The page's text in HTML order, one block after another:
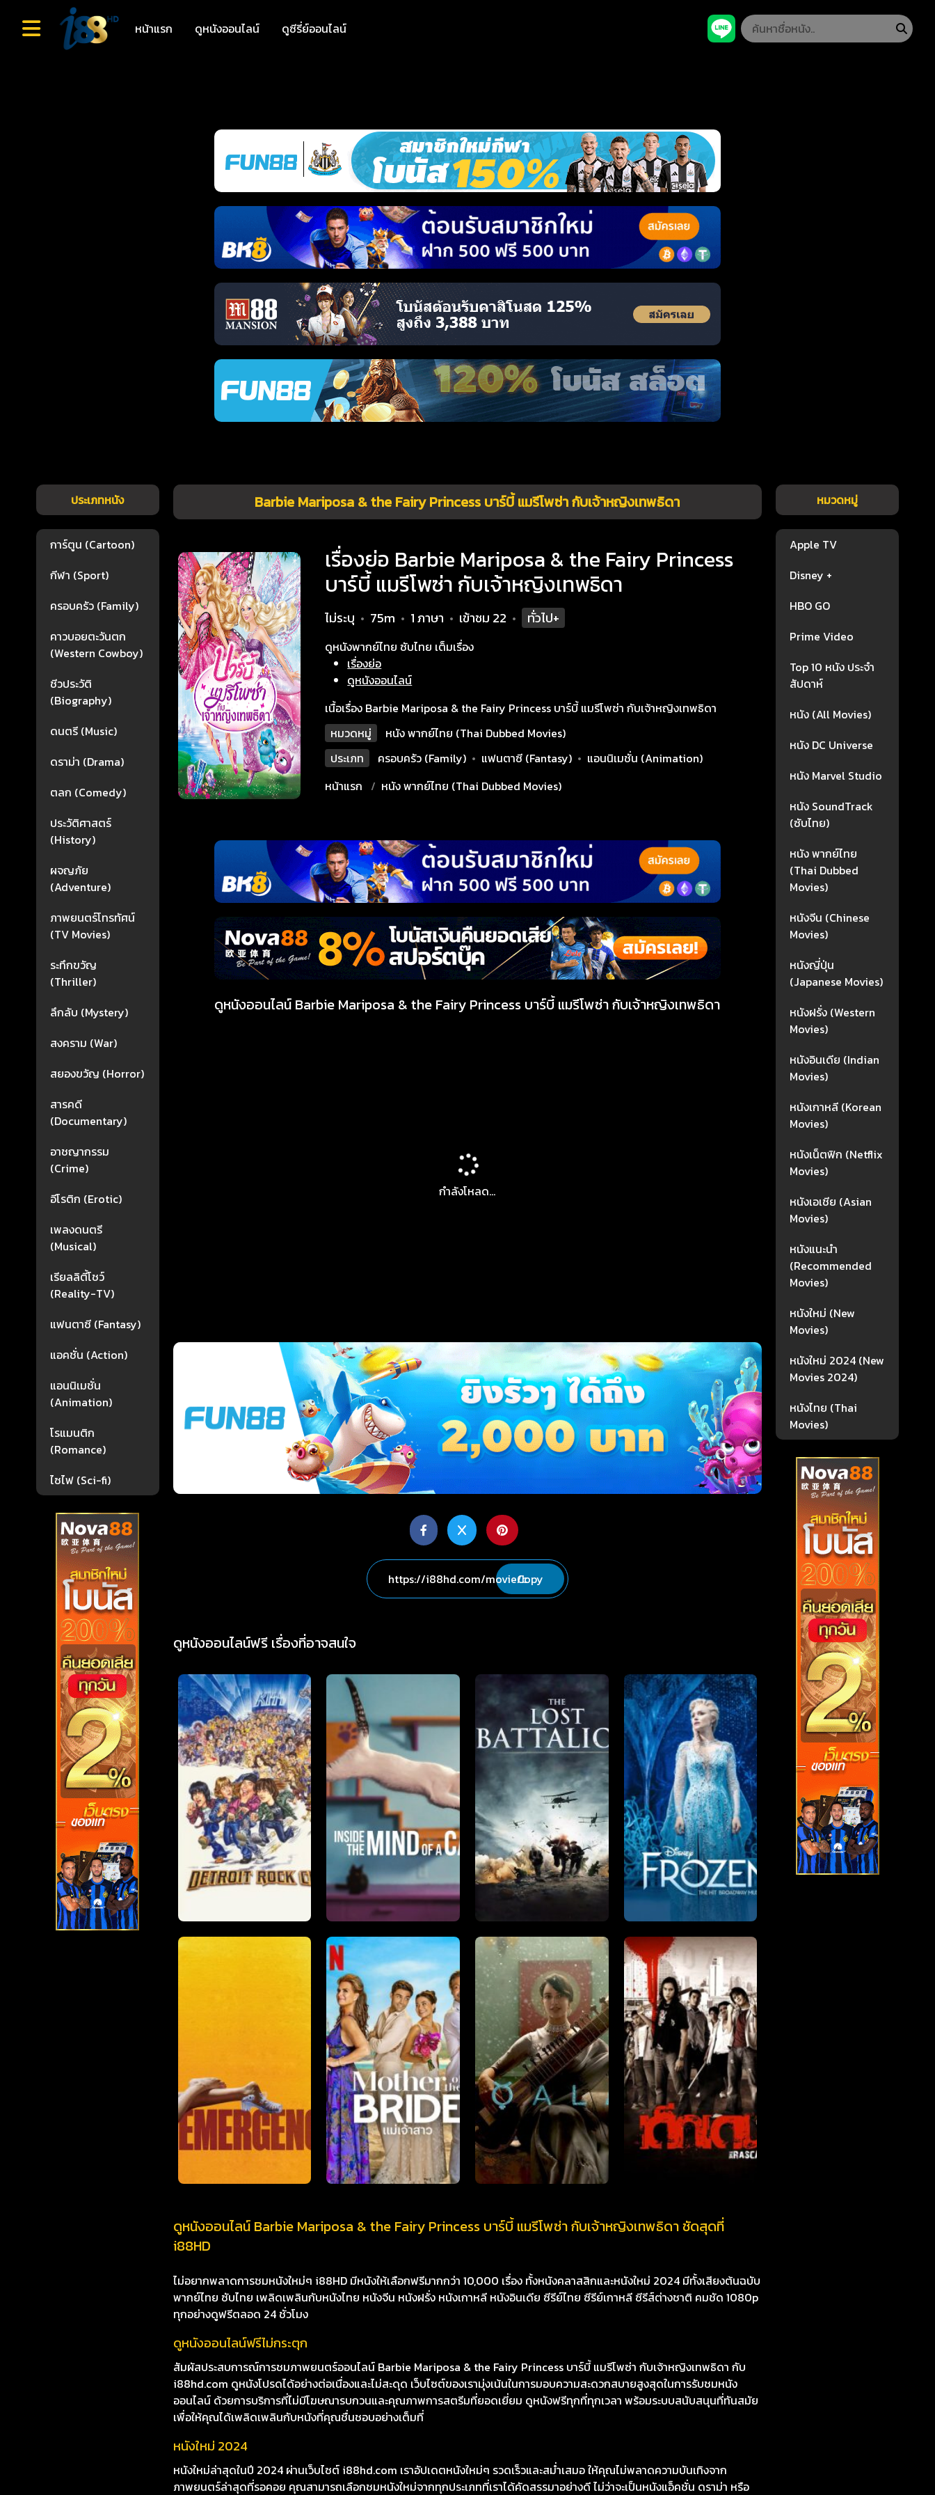
หน้าแรก ดูหนังออนไลน์ ดูซีรี่ย์ออนไลน์
ประเภทหนัง
การ์ตูน (Cartoon)
กีฬา (Sport)
ครอบครัว (Family)
คาวบอยตะวันตก
(Western Cowboy)
ชีวประวัติ
(Biography)
ดนตรี (Music)
ดราม่า (Drama)
ตลก (Comedy)
ประวัติศาสตร์
(History)
ผจญภัย
(Adventure)
ภาพยนตร์โทรทัศน์
(TV Movies)
ระทึกขวัญ
(Thriller)
ลึกลับ (Mystery)
สงคราม (War)
สยองขวัญ (Horror)
สารคดี
(Documentary)
อาชญากรรม
(Crime)
อีโรติก (Erotic)
เพลงดนตรี
(Musical)
เรียลลิตี้โชว์
(Reality-TV)
แฟนตาซี (Fantasy)
แอคชั่น (Action)
แอนนิเมชั่น
(Animation)
โรแมนติก
(Romance)
ไซไฟ (Sci-fi)
Barbie Mariposa & the Fairy Princess บาร์บี้ แมรีโพซ่า กับเจ้าหญิงเทพธิดา
เรื่องย่อ Barbie Mariposa & the Fairy Princess
บาร์บี้ แมรีโพซ่า กับเจ้าหญิงเทพธิดา
ไม่ระบุ • 75m • 1 ภาษา • เข้าชม 22 • ทั่วไป+
ดูหนังพากย์ไทย ซับไทย เต็มเรื่อง
เรื่องย่อ
ดูหนังออนไลน์
เนื้อเรื่อง Barbie Mariposa & the Fairy Princess บาร์บี้ แมรีโพซ่า กับเจ้าหญิงเทพธิดา
หมวดหมู่
หนัง พากย์ไทย (Thai Dubbed Movies)
ประเภท
ครอบครัว (Family) • แฟนตาซี (Fantasy) • แอนนิเมชั่น (Animation)
หน้าแรก
หนัง พากย์ไทย (Thai Dubbed Movies)
ดูหนังออนไลน์ Barbie Mariposa & the Fairy Princess บาร์บี้ แมรีโพซ่า กับเจ้าหญิงเทพธิดา
กำลังโหลด...
Copy
ดูหนังออนไลน์ฟรี เรื่องที่อาจสนใจ
ดูหนังออนไลน์ Barbie Mariposa & the Fairy Princess บาร์บี้ แมรีโพซ่า กับเจ้าหญิงเทพธิดา ชัดสุดที่
i88HD
ไม่อยากพลาดการชมหนังใหม่ๆ i88HD มีหนังให้เลือกฟรีมากกว่า 10,000 เรื่อง ทั้งหนังคลาสสิกและหนังใหม่ 2024 มีทั้งเสียงต้นฉบับ
พากย์ไทย ซับไทย เพลิดเพลินกับหนังไทย หนังจีน หนังฝรั่ง หนังเกาหลี หนังอินเดีย ซีรีย์ไทย ซีรีย์เกาหลี ซีรีส์ต่างชาติ คมชัด 1080p
ทุกอย่างดูฟรีตลอด 24 ชั่วโมง
ดูหนังออนไลน์ฟรีไม่กระตุก
สัมผัสประสบการณ์การชมภาพยนตร์ออนไลน์ Barbie Mariposa & the Fairy Princess บาร์บี้ แมรีโพซ่า กับเจ้าหญิงเทพธิดา กับ
i88hd.com ดูหนังโปรดได้อย่างต่อเนื่องและไม่สะดุด เว็บไซต์ของเรามุ่งเน้นในการมอบความสะดวกสบายสูงสุดในการรับชมหนัง
ออนไลน์ ด้วยการบริการที่ไม่มีโฆษณารบกวนและคุณภาพการสตรีมที่ยอดเยี่ยม ดูหนังฟรีทุกที่ทุกเวลา พร้อมระบบสนับสนุนที่ทันสมัย
เพื่อให้คุณได้เพลิดเพลินกับหนังที่คุณชื่นชอบอย่างเต็มที่
หนังใหม่ 2024
หนังใหม่ล่าสุดในปี 2024 ผ่านเว็บไซต์ i88hd.com เราอัปเดตหนังใหม่ๆ รวดเร็วและสม่ำเสมอ ให้คุณไม่พลาดความบันเทิงจาก
ภาพยนตร์ล่าสุดที่รอคอย คุณสามารถเลือกชมหนังใหม่จากทุกประเภทที่เราได้คัดสรรมาอย่างดี ไม่ว่าจะเป็นหนังแอ็คชั่น ดราม่า หรือ
หมวดหมู่
Apple TV
Disney +
HBO GO
Prime Video
Top 10 หนัง ประจำ
สัปดาห์
หนัง (All Movies)
หนัง DC Universe
หนัง Marvel Studio
หนัง SoundTrack
(ซับไทย)
หนัง พากย์ไทย
(Thai Dubbed
Movies)
หนังจีน (Chinese
Movies)
หนังญี่ปุ่น
(Japanese Movies)
หนังฝรั่ง (Western
Movies)
หนังอินเดีย (Indian
Movies)
หนังเกาหลี (Korean
Movies)
หนังเน็ตฟิก (Netflix
Movies)
หนังเอเชีย (Asian
Movies)
หนังแนะนำ
(Recommended
Movies)
หนังใหม่ (New
Movies)
หนังใหม่ 2024 (New
Movies 2024)
หนังไทย (Thai
Movies)